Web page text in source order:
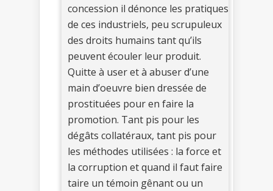
concession il dénonce les pratiques
de ces industriels, peu scrupuleux
des droits humains tant qu’ils
peuvent écouler leur produit.
Quitte à user et à abuser d’une
main d’oeuvre bien dressée de
prostituées pour en faire la
promotion. Tant pis pour les
dégâts collatéraux, tant pis pour
les méthodes utilisées : la force et
la corruption et quand il faut faire
taire un témoin gênant ou un